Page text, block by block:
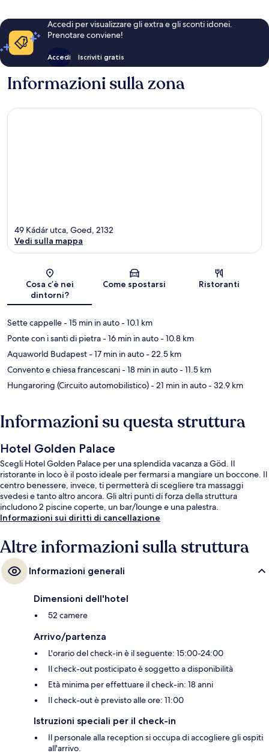
Accedi per visualizzare gli extra e gli sconti idonei.
Prenotare conviene!
Accedi Iscriviti gratis
Informazioni sulla zona
Mappa
49 Kádár utca, Goed, 2132
Vedi sulla mappa
Cosa c’è nei
dintorni?
Come spostarsi Ristoranti
Sette cappelle- 15 min in auto- 10.1 km
Ponte con i santi di pietra- 16 min in auto- 10.8 km
Aquaworld Budapest- 17 min in auto- 22.5 km
Convento e chiesa francescani- 18 min in auto- 11.5 km
Hungaroring (Circuito automobilistico)- 21 min in auto- 32.9 km
Informazioni su questa struttura
Hotel Golden Palace
Scegli Hotel Golden Palace per una splendida vacanza a Göd. Il
ristorante in loco è il posto ideale per fermarsi a mangiare un boccone. Il
centro benessere, invece, ti permetterà di scegliere tra massaggi
svedesi e tanto altro ancora. Gli altri punti di forza della struttura
includono 2 piscine coperte, un bar/lounge e una palestra.
Informazioni sui diritti di cancellazione
Altre informazioni sulla struttura
Informazioni generali
Dimensioni dell'hotel
52 camere
Arrivo/partenza
L'orario del check-in è il seguente: 15:00-24:00
Il check-out posticipato è soggetto a disponibilità
Età minima per effettuare il check-in: 18 anni
Il check-out è previsto alle ore: 11:00
Istruzioni speciali per il check-in
Il personale alla reception si occupa di accogliere gli ospiti
all'arrivo.